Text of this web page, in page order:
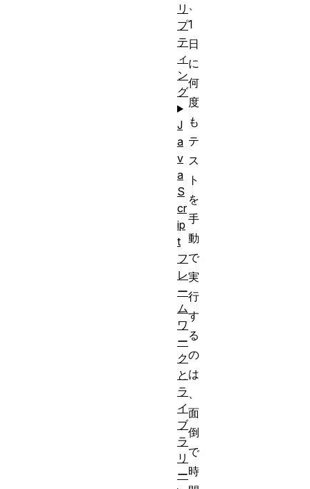
1
日
に
何
度
も
テ
ス
ト
を
手
動
で
実
行
す
る
の
は
面
倒
で
時
リ
プ
テ
ィ
ン
グ
J
a
v
a
S
cr
ip
t
フ
レ
ー
ム
ワ
ー
ク
と
ラ
イ
ブ
ラ
リ
ー